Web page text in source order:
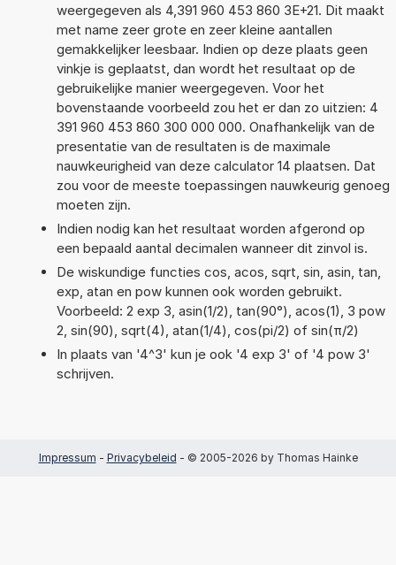
weergegeven als 4,391 960 453 860 3E+21. Dit maakt
met name zeer grote en zeer kleine aantallen
gemakkelijker leesbaar. Indien op deze plaats geen
vinkje is geplaatst, dan wordt het resultaat op de
gebruikelijke manier weergegeven. Voor het
bovenstaande voorbeeld zou het er dan zo uitzien: 4
391 960 453 860 300 000 000. Onafhankelijk van de
presentatie van de resultaten is de maximale
nauwkeurigheid van deze calculator 14 plaatsen. Dat
zou voor de meeste toepassingen nauwkeurig genoeg
moeten zijn.
Indien nodig kan het resultaat worden afgerond op
een bepaald aantal decimalen wanneer dit zinvol is.
De wiskundige functies cos, acos, sqrt, sin, asin, tan,
exp, atan en pow kunnen ook worden gebruikt.
Voorbeeld: 2 exp 3, asin(1/2), tan(90°), acos(1), 3 pow
2, sin(90), sqrt(4), atan(1/4), cos(pi/2) of sin(π/2)
In plaats van '4^3' kun je ook '4 exp 3' of '4 pow 3'
schrijven.
Impressum - Privacybeleid - © 2005-2026 by Thomas Hainke